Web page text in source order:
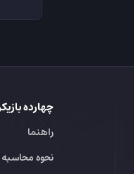
چهارده
راهنما
نحوه محاسبه